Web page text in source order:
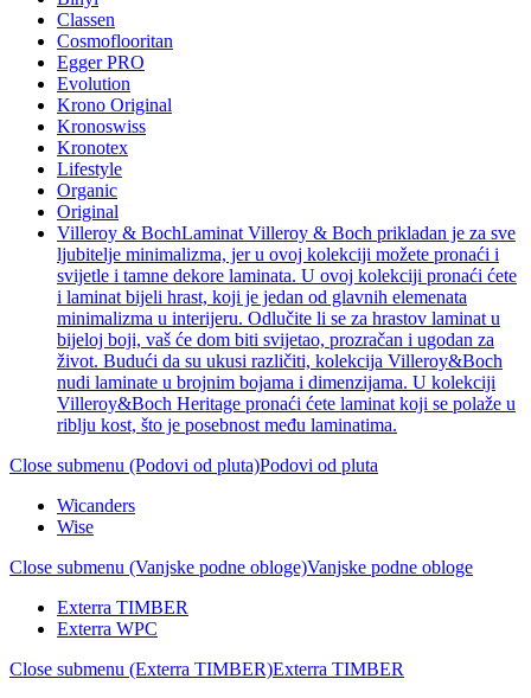
Classen
Cosmoflooritan
Egger PRO
Evolution
Krono Original
Kronoswiss
Kronotex
Lifestyle
Organic
Original
Villeroy & BochLaminat Villeroy & Boch prikladan je za sve
ljubitelje minimalizma, jer u ovoj kolekciji možete pronaći i
svijetle i tamne dekore laminata. U ovoj kolekciji pronaći ćete
i laminat bijeli hrast, koji je jedan od glavnih elemenata
minimalizma u interijeru. Odlučite li se za hrastov laminat u
bijeloj boji, vaš će dom biti svijetao, prozračan i ugodan za
život. Budući da su ukusi različiti, kolekcija Villeroy&Boch
nudi laminate u brojnim bojama i dimenzijama. U kolekciji
Villeroy&Boch Heritage pronaći ćete laminat koji se polaže u
riblju kost, što je posebnost među laminatima.
Close submenu (Podovi od pluta)Podovi od pluta
Wicanders
Wise
Close submenu (Vanjske podne obloge)Vanjske podne obloge
Exterra TIMBER
Exterra WPC
Close submenu (Exterra TIMBER)Exterra TIMBER